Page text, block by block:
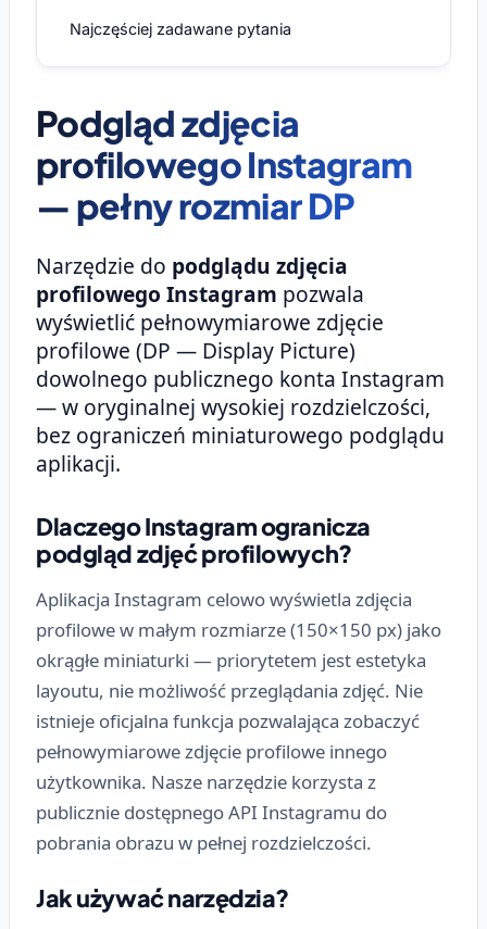
Najczęściej zadawane pytania
Podgląd zdjęcia
profilowego Instagram
— pełny rozmiar DP
Narzędzie do podglądu zdjęcia
profilowego Instagram pozwala
wyświetlić pełnowymiarowe zdjęcie
profilowe (DP — Display Picture)
dowolnego publicznego konta Instagram
— w oryginalnej wysokiej rozdzielczości,
bez ograniczeń miniaturowego podglądu
aplikacji.
Dlaczego Instagram ogranicza
podgląd zdjęć profilowych?
Aplikacja Instagram celowo wyświetla zdjęcia
profilowe w małym rozmiarze (150×150 px) jako
okrągłe miniaturki — priorytetem jest estetyka
layoutu, nie możliwość przeglądania zdjęć. Nie
istnieje oficjalna funkcja pozwalająca zobaczyć
pełnowymiarowe zdjęcie profilowe innego
użytkownika. Nasze narzędzie korzysta z
publicznie dostępnego API Instagramu do
pobrania obrazu w pełnej rozdzielczości.
Jak używać narzędzia?